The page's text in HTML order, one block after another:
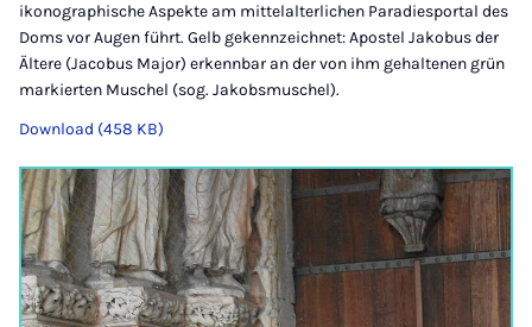
ikonographische Aspekte am mittelalterlichen Paradiesportal des
Doms vor Augen führt. Gelb gekennzeichnet: Apostel Jakobus der
Ältere (Jacobus Major) erkennbar an der von ihm gehaltenen grün
markierten Muschel (sog. Jakobsmuschel).
Download (458 KB)